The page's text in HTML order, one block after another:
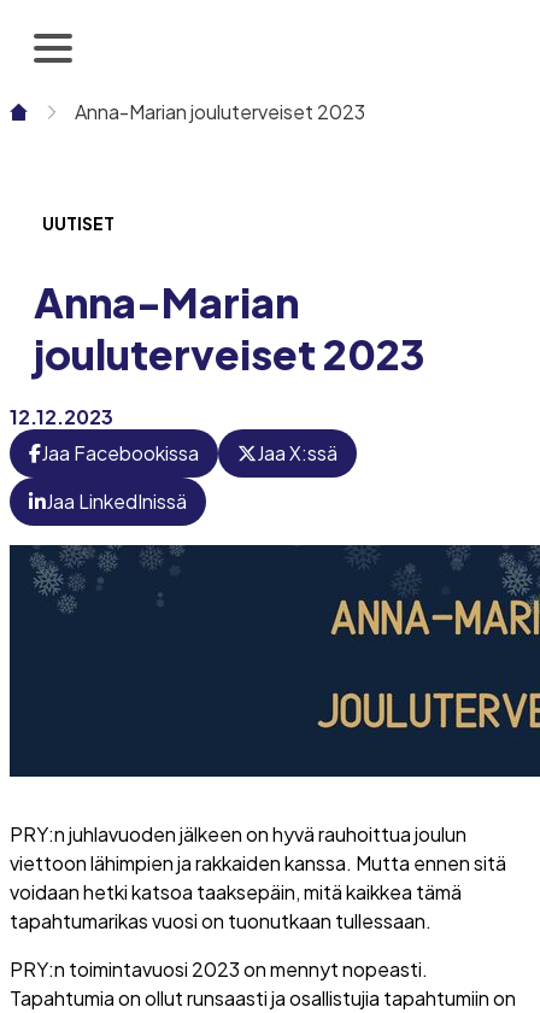
sisältöön
Anna-Marian jouluterveiset 2023
UUTISET
Anna-Marian
jouluterveiset 2023
12.12.2023
Jaa Facebookissa
Jaa X:ssä
Jaa LinkedInissä
PRY:n juhlavuoden jälkeen on hyvä rauhoittua joulun
viettoon lähimpien ja rakkaiden kanssa. Mutta ennen sitä
voidaan hetki katsoa taaksepäin, mitä kaikkea tämä
tapahtumarikas vuosi on tuonutkaan tullessaan.
PRY:n toimintavuosi 2023 on mennyt nopeasti.
Tapahtumia on ollut runsaasti ja osallistujia tapahtumiin on